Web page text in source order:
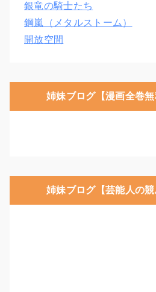
銀竜の騎士たち
鋼嵐（メタルストーム）
開放空間
姉妹ブログ【漫画全巻無
姉妹ブログ【芸能人の競